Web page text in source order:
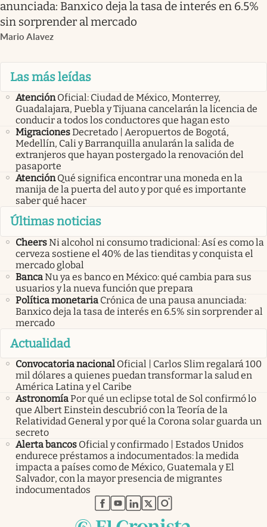
anunciada: Banxico deja la tasa de interés en 6.5%
sin sorprender al mercado
Mario Alavez
Las más leídas
Atención Oficial: Ciudad de México, Monterrey,
Guadalajara, Puebla y Tijuana cancelarán la licencia de
conducir a todos los conductores que hagan esto
MigracionesDecretado | Aeropuertos de Bogotá,
Medellín, Cali y Barranquilla anularán la salida de
extranjeros que hayan postergado la renovación del
pasaporte
Atención Qué significa encontrar una moneda en la
manija de la puerta del auto y por qué es importante
saber qué hacer
Últimas noticias
CheersNi alcohol ni consumo tradicional: Así es como la
cerveza sostiene el 40% de las tienditas y conquista el
mercado global
BancaNu ya es banco en México: qué cambia para sus
usuarios y la nueva función que prepara
Política monetaria Crónica de una pausa anunciada:
Banxico deja la tasa de interés en 6.5% sin sorprender al
mercado
Actualidad
Convocatoria nacional Oficial | Carlos Slim regalará 100
mil dólares a quienes puedan transformar la salud en
América Latina y el Caribe
AstronomíaPor qué un eclipse total de Sol confirmó lo
que Albert Einstein descubrió con la Teoría de la
Relatividad General y por qué la Corona solar guarda un
secreto
Alerta bancos Oficial y confirmado | Estados Unidos
endurece préstamos a indocumentados: la medida
impacta a países como de México, Guatemala y El
Salvador, con la mayor presencia de migrantes
indocumentados
abre en nueva pestaña
abre en nueva pestaña
abre en nueva pestaña
abre en nueva pestaña
abre en nueva pestaña